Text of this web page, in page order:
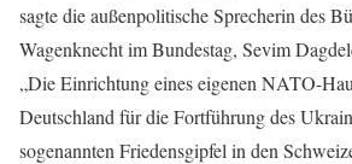
sagte die außenpolitische Sprecherin des
Wagenknecht im Bundestag, Sevim
„Die Einrichtung eines eigenen NATO-
Deutschland für die Fortführung des
sogenannten Friedensgipfel in den